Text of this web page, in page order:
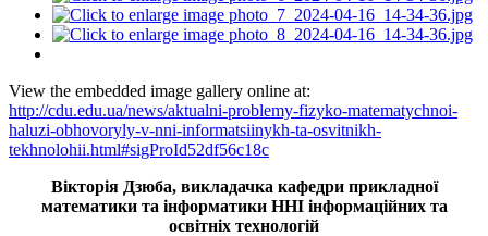
View the embedded image gallery online at:
http://cdu.edu.ua/news/aktualni-problemy-fizyko-matematychnoi-
haluzi-obhovoryly-v-nni-informatsiinykh-ta-osvitnikh-
tekhnolohii.html#sigProId52df56c18c
Вікторія Дзюба, викладачка кафедри прикладної
математики та інформатики ННІ інформаційних та
освітніх технологій